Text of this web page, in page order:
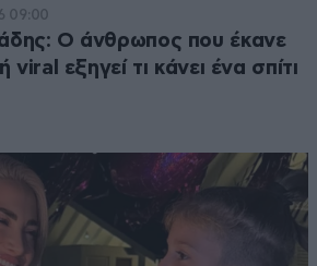
09:00
Ο άνθρωπος που έκανε
viral εξηγεί τι κάνει ένα σπίτι